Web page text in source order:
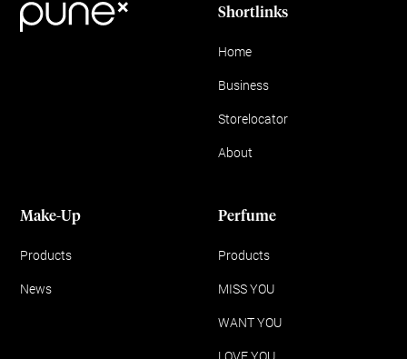
Shortlinks
Home
Business
Storelocator
About
Make-Up
Products
News
Perfume
Products
MISS YOU
WANT YOU